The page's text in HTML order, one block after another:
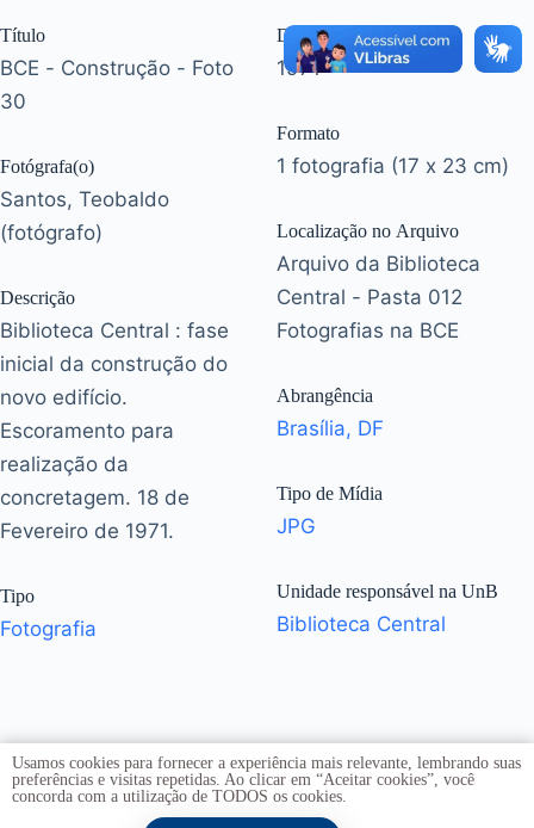
Título
BCE - Construção - Foto
30
Fotógrafa(o)
Santos, Teobaldo
(fotógrafo)
Descrição
Biblioteca Central : fase
inicial da construção do
novo edifício.
Escoramento para
realização da
concretagem. 18 de
Fevereiro de 1971.
Tipo
Fotografia
Data(s)
1971
Formato
1 fotografia (17 x 23 cm)
Localização no Arquivo
Arquivo da Biblioteca
Central - Pasta 012
Fotografias na BCE
Abrangência
Brasília, DF
Tipo de Mídia
JPG
Unidade responsável na UnB
Biblioteca Central
Usamos cookies para fornecer a experiência mais relevante, lembrando suas
preferências e visitas repetidas. Ao clicar em “Aceitar cookies”, você
concorda com a utilização de TODOS os cookies.